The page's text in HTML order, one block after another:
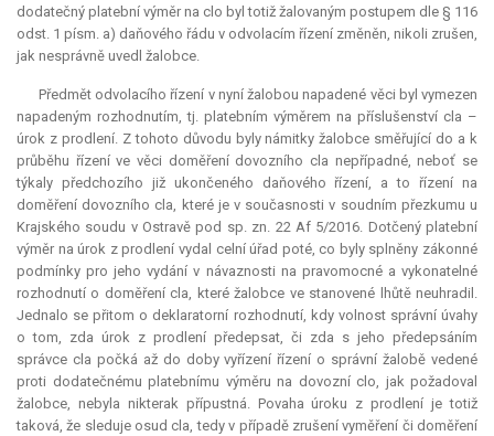
dodatečný platební výměr na clo byl totiž žalovaným postupem dle § 116
odst. 1 písm. a) daňového řádu v odvolacím řízení změněn, nikoli zrušen,
jak nesprávně uvedl žalobce.
Předmět odvolacího řízení v nyní žalobou napadené věci byl vymezen
napadeným rozhodnutím, tj. platebním výměrem na příslušenství cla –
úrok z prodlení. Z tohoto důvodu byly námitky žalobce směřující do a k
průběhu řízení ve věci doměření dovozního cla nepřípadné, neboť se
týkaly předchozího již ukončeného daňového řízení, a to řízení na
doměření dovozního cla, které je v současnosti v soudním přezkumu u
Krajského soudu v Ostravě pod sp. zn. 22 Af 5/2016. Dotčený platební
výměr na úrok z prodlení vydal celní úřad poté, co byly splněny zákonné
podmínky pro jeho vydání v návaznosti na pravomocné a vykonatelné
rozhodnutí o doměření cla, které žalobce ve stanovené lhůtě neuhradil.
Jednalo se přitom o deklaratorní rozhodnutí, kdy volnost správní úvahy
o tom, zda úrok z prodlení předepsat, či zda s jeho předepsáním
správce cla počká až do doby vyřízení řízení o správní žalobě vedené
proti dodatečnému platebnímu výměru na dovozní clo, jak požadoval
žalobce, nebyla nikterak přípustná. Povaha úroku z prodlení je totiž
taková, že sleduje osud cla, tedy v případě zrušení vyměření či doměření